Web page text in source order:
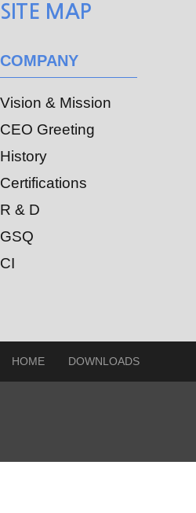
SITE MAP
COMPANY
Vision & Mission
CEO Greeting
History
Certifications
R & D
GSQ
CI
HOME DOWNLOADS